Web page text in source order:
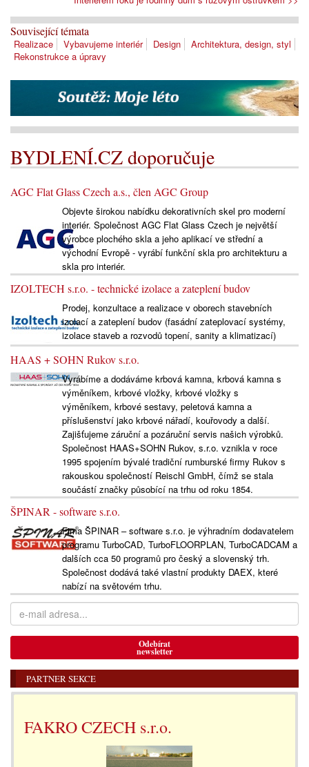
Související témata
Realizace Vybavujeme interiér Design
Architektura, design, styl
Rekonstrukce a úpravy
BYDLENÍ.CZ doporučuje
AGC Flat Glass Czech a.s., člen AGC Group
Objevte širokou nabídku dekorativních skel pro moderní
interiér. Společnost AGC Flat Glass Czech je největší
výrobce plochého skla a jeho aplikací ve střední a
východní Evropě - vyrábí funkční skla pro architekturu a
skla pro interiér.
IZOLTECH s.r.o. - technické izolace a zateplení budov
Prodej, konzultace a realizace v oborech stavebních
izolací a zateplení budov (fasádní zateplovací systémy,
izolace staveb a rozvodů topení, sanity a klimatizací)
HAAS + SOHN Rukov s.r.o.
Vyrábíme a dodáváme krbová kamna, krbová kamna s
výměníkem, krbové vložky, krbové vložky s
výměníkem, krbové sestavy, peletová kamna a
příslušenství jako krbové nářadí, kouřovody a další.
Zajišťujeme záruční a pozáruční servis našich výrobků.
Společnost HAAS+SOHN Rukov, s.r.o. vznikla v roce
1995 spojením bývalé tradiční rumburské firmy Rukov s
rakouskou společností Reischl GmbH, čímž se stala
součástí značky působící na trhu od roku 1854.
ŠPINAR - software s.r.o.
Fima ŠPINAR – software s.r.o. je výhradním dodavatelem
programu TurboCAD, TurboFLOORPLAN, TurboCADCAM a
dalších cca 50 programů pro český a slovenský trh.
Společnost dodává také vlastní produkty DAEX, které
nabízí na světovém trhu.
Odebírat
newsletter
PARTNER SEKCE
FAKRO CZECH s.r.o.